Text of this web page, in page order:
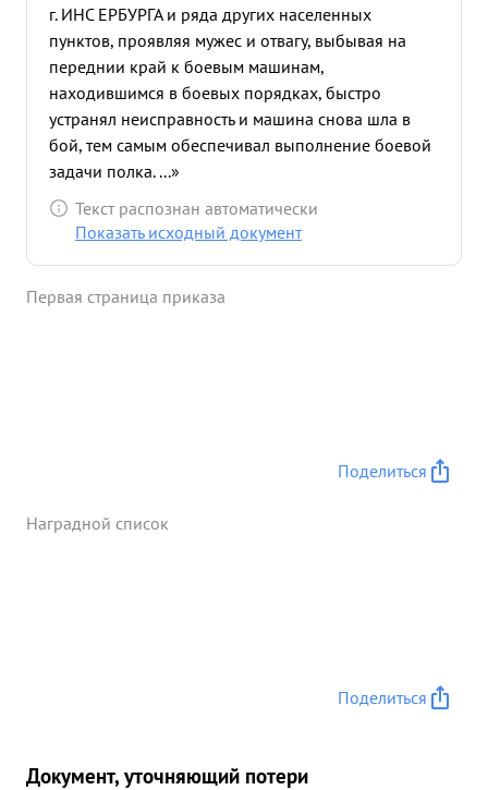
г. ИНС ЕРБУРГА и ряда других населенных
пунктов, проявляя мужес и отвагу, выбывая на
переднии край к боевым машинам,
находившимся в боевых порядках, быстро
устранял неисправность и машина снова шла в
бой, тем самым обеспечивал выполнение боевой
задачи полка. ...»
Текст распознан автоматически
Показать исходный документ
Первая страница приказа
Поделиться
Наградной список
Поделиться
Документ, уточняющий потери